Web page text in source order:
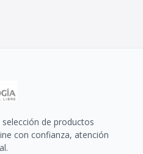
de productos
con confianza, atención